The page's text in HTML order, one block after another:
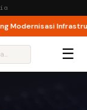
☰